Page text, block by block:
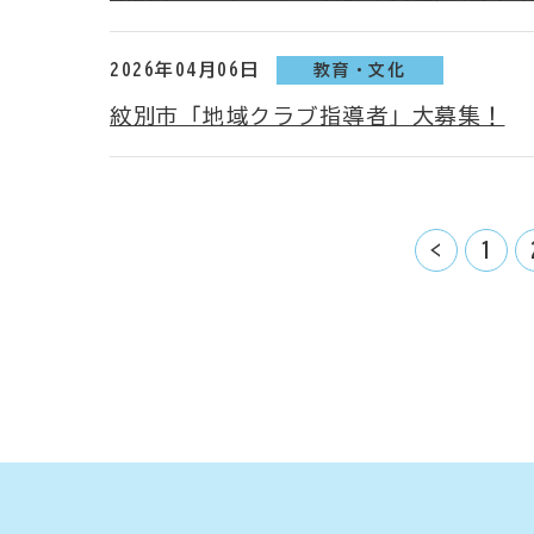
2026年04月06日 教育・文化
紋別市「地域クラブ指導者」大募集！
< 1